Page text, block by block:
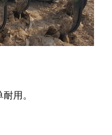
用。